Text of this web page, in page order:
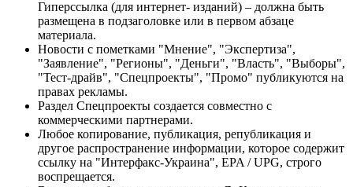
Гиперссылка (для интернет- изданий) – должна быть
размещена в подзаголовке или в первом абзаце
материала.
Новости с пометками "Мнение", "Экспертиза",
"Заявление", "Регионы", "Деньги", "Власть", "Выборы",
"Тест-драйв", "Спецпроекты", "Промо" публикуются на
правах рекламы.
Раздел Спецпроекты создается совместно с
коммерческими партнерами.
Любое копирование, публикация, републикация и
другое распространение информации, которое содержит
ссылку на "Интерфакс-Украина", EPA / UPG, строго
воспрещается.